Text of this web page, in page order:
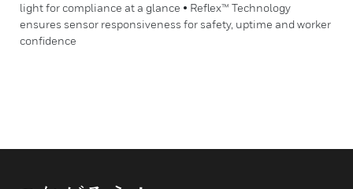
light for compliance at a glance • Reflex™ Technology
ensures sensor responsiveness for safety, uptime and worker
confidence